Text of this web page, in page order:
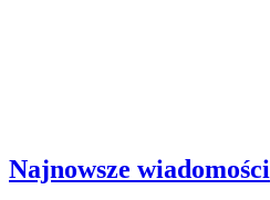
Najnowsze wiadomości